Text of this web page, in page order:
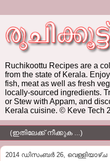
Ruchikoottu Recipes are a
from the state of Kerala.
fish, meat as well as fresh
locally-sourced ingredients.
or Stew with Appam, and
Kerala cuisine. © Keve Tech
2014 ഡിസംബർ 26, വെള്ളിയാഴ്‌ച